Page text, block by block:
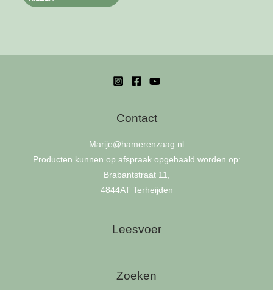
The
may
chosen
the
product
page
Contact
Marije@hamerenzaag.nl
Producten kunnen op afspraak opgehaald worden op:
Brabantstraat 11,
4844AT Terheijden
Leesvoer
Zoeken